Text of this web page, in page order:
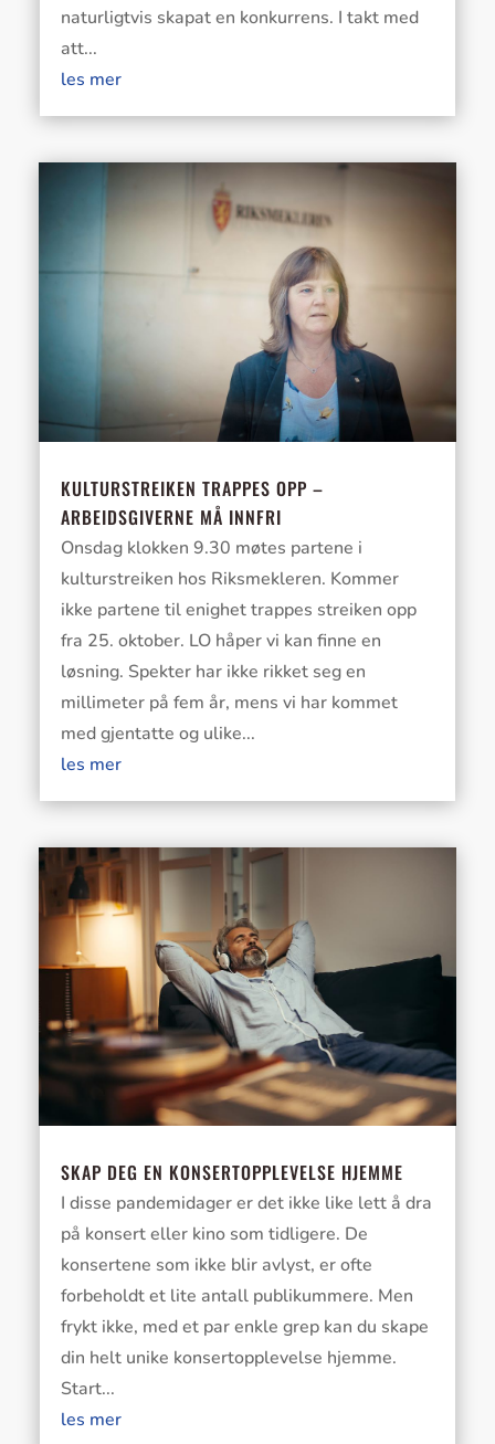
naturligtvis skapat en konkurrens. I takt med
att...
les mer
KULTURSTREIKEN TRAPPES OPP –
ARBEIDSGIVERNE MÅ INNFRI
Onsdag klokken 9.30 møtes partene i
kulturstreiken hos Riksmekleren. Kommer
ikke partene til enighet trappes streiken opp
fra 25. oktober. LO håper vi kan finne en
løsning. Spekter har ikke rikket seg en
millimeter på fem år, mens vi har kommet
med gjentatte og ulike...
les mer
SKAP DEG EN KONSERTOPPLEVELSE HJEMME
I disse pandemidager er det ikke like lett å dra
på konsert eller kino som tidligere. De
konsertene som ikke blir avlyst, er ofte
forbeholdt et lite antall publikummere. Men
frykt ikke, med et par enkle grep kan du skape
din helt unike konsertopplevelse hjemme.
Start...
les mer